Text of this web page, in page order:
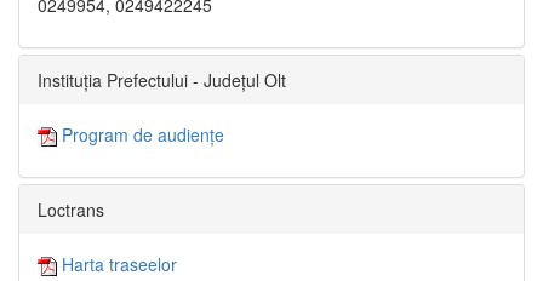
Instituția Prefectului - Județul Olt
Program de audiențe
Loctrans
Harta traseelor